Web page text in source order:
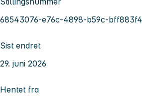
68543076-e76c-4898-b59c-
Sist endret
29. juni 2026
Hentet fra